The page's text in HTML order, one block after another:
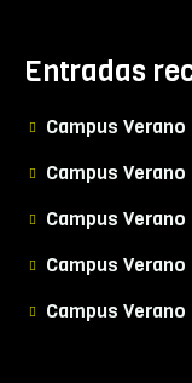
Entradas
Campus
Campus
Campus
Campus
Campus